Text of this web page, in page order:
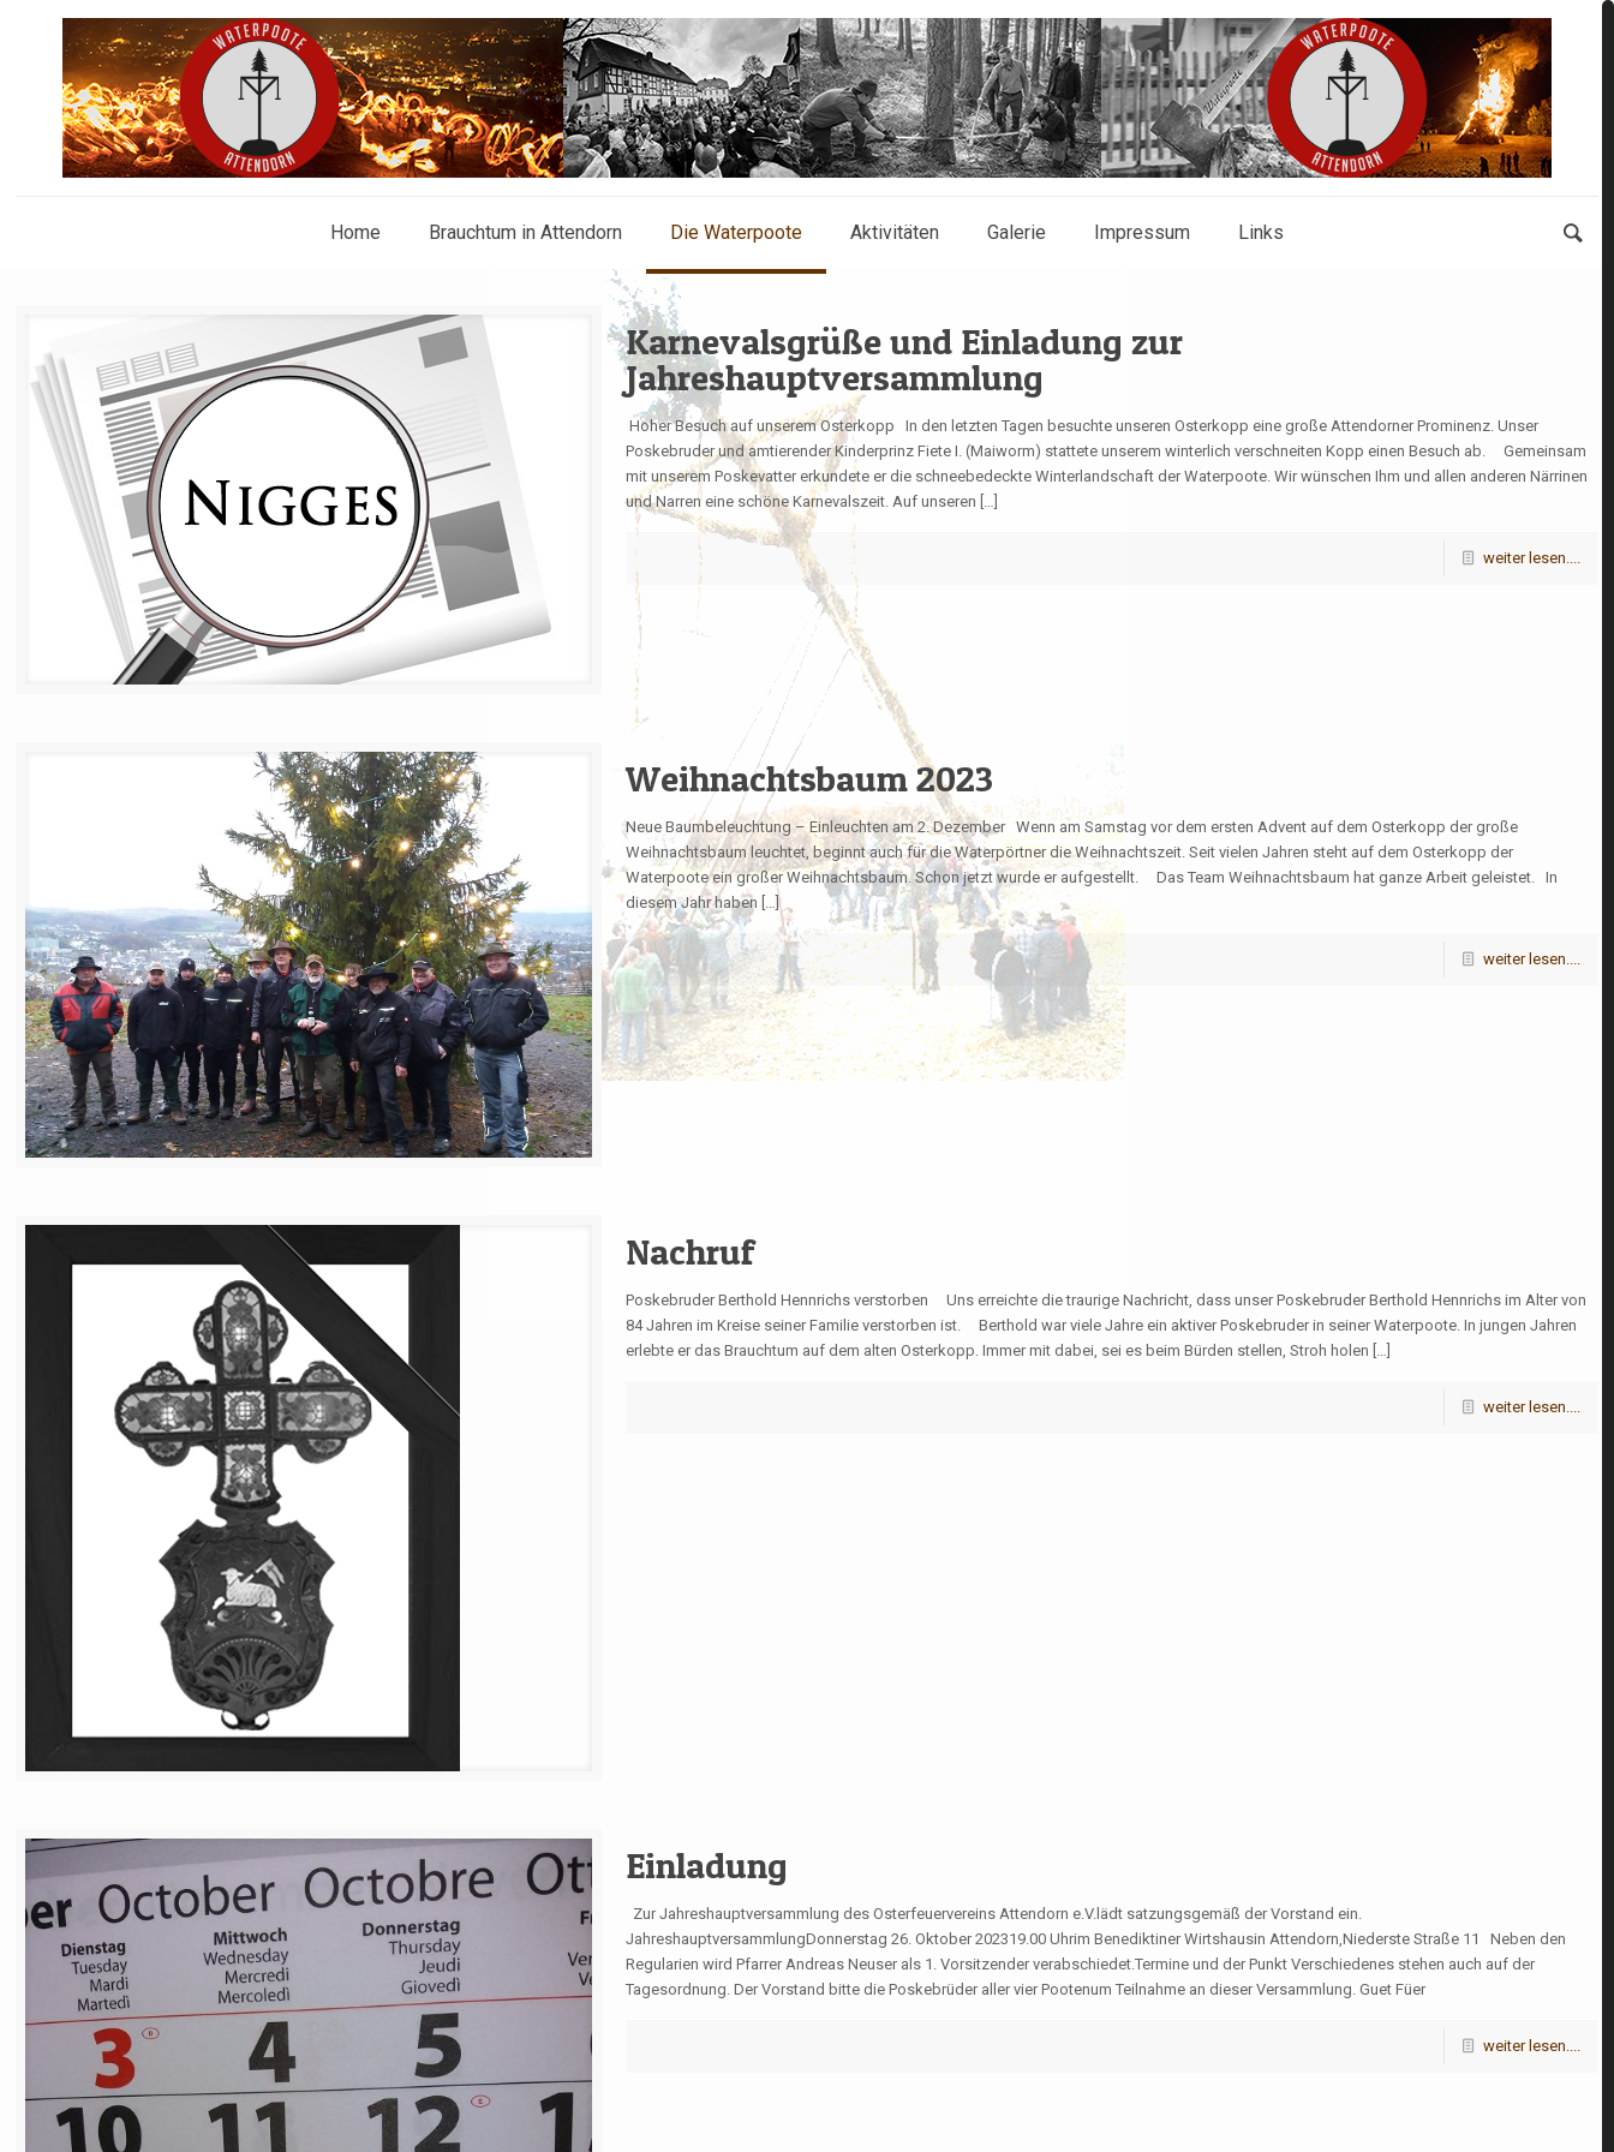
Home Brauchtum in Attendorn Die Waterpoote Aktivitäten Galerie Impressum Links
Karnevalsgrüße und Einladung zur
Jahreshauptversammlung
Hoher Besuch auf unserem Osterkopp In den letzten Tagen besuchte unseren Osterkopp eine große Attendorner Prominenz. Unser
Poskebruder und amtierender Kinderprinz Fiete I. (Maiworm) stattete unserem winterlich verschneiten Kopp einen Besuch ab. Gemeinsam
mit unserem Poskevatter erkundete er die schneebedeckte Winterlandschaft der Waterpoote. Wir wünschen Ihm und allen anderen Närrinen
und Narren eine schöne Karnevalszeit. Auf unseren […]
weiter lesen....
Weihnachtsbaum 2023
Neue Baumbeleuchtung – Einleuchten am 2. Dezember Wenn am Samstag vor dem ersten Advent auf dem Osterkopp der große
Weihnachtsbaum leuchtet, beginnt auch für die Waterpörtner die Weihnachtszeit. Seit vielen Jahren steht auf dem Osterkopp der
Waterpoote ein großer Weihnachtsbaum. Schon jetzt wurde er aufgestellt. Das Team Weihnachtsbaum hat ganze Arbeit geleistet. In
diesem Jahr haben […]
weiter lesen....
Nachruf
Poskebruder Berthold Hennrichs verstorben Uns erreichte die traurige Nachricht, dass unser Poskebruder Berthold Hennrichs im Alter von
84 Jahren im Kreise seiner Familie verstorben ist. Berthold war viele Jahre ein aktiver Poskebruder in seiner Waterpoote. In jungen Jahren
erlebte er das Brauchtum auf dem alten Osterkopp. Immer mit dabei, sei es beim Bürden stellen, Stroh holen […]
weiter lesen....
Einladung
Zur Jahreshauptversammlung des Osterfeuervereins Attendorn e.V.lädt satzungsgemäß der Vorstand ein.
JahreshauptversammlungDonnerstag 26. Oktober 202319.00 Uhrim Benediktiner Wirtshausin Attendorn,Niederste Straße 11 Neben den
Regularien wird Pfarrer Andreas Neuser als 1. Vorsitzender verabschiedet.Termine und der Punkt Verschiedenes stehen auch auf der
Tagesordnung. Der Vorstand bitte die Poskebrüder aller vier Pootenum Teilnahme an dieser Versammlung. Guet Füer
weiter lesen....